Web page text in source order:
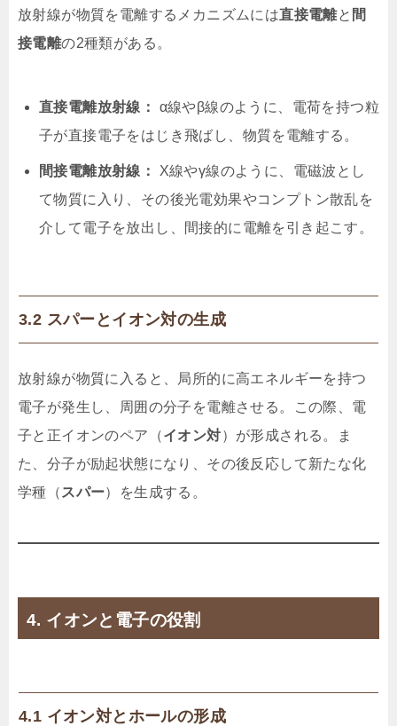
放射線が物質を電離するメカニズムには直接電離と 間
接電離の2種類がある。
直接電離放射線：
α線やβ線のように、電荷を持つ粒
子が直接電子をはじき飛ばし、物質を電離する。
間接電離放射線：
X線やγ線のように、電磁波とし
て物質に入り、その後光電効果やコンプトン散乱を
介して電子を放出し、間接的に電離を引き起こす。
3.2 スパーとイオン対の生成
放射線が物質に入ると、局所的に高エネルギーを持つ
電子が発生し、周囲の分子を電離させる。この際、電
子と正イオンのペア（イオン対）が形成される。ま
た、分子が励起状態になり、その後反応して新たな化
学種（ スパー）を生成する。
4. イオンと電子の役割
4.1 イオン対とホールの形成